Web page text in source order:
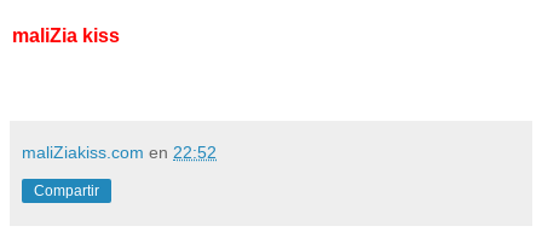
maliZia kiss
maliZiakiss.com en 22:52
Compartir